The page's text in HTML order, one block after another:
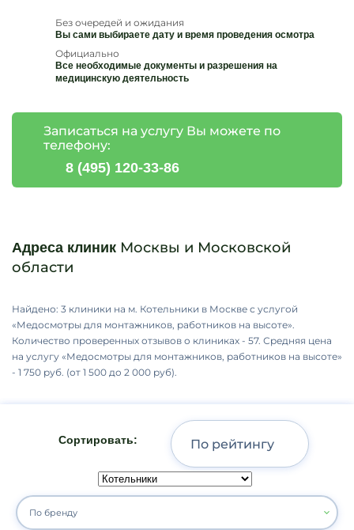
Без очередей и ожидания
Вы сами выбираете дату и время проведения осмотра
Официально
Все необходимые документы и разрешения на
медицинскую деятельность
Записаться на услугу Вы можете по
телефону:
8 (495) 120-33-86
Адреса клиник Москвы и Московской
области
Найдено: 3 клиники на м. Котельники в Москве с услугой
«Медосмотры для монтажников, работников на высоте».
Количество проверенных отзывов о клиниках - 57. Средняя цена
на услугу «Медосмотры для монтажников, работников на высоте»
- 1 750 руб. (от 1 500 до 2 000 руб).
Сортировать:
По бренду